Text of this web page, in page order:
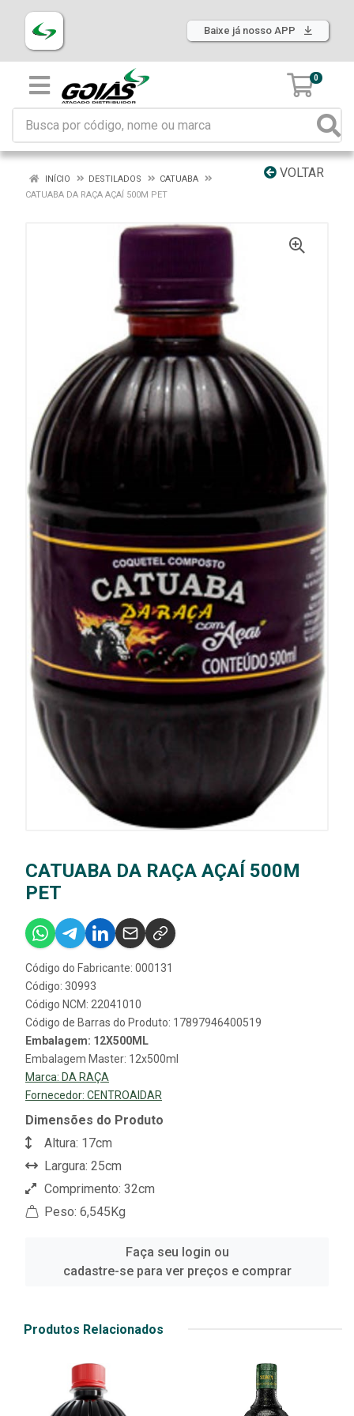
Baixe já nosso APP
0
VOLTAR
INÍCIO DESTILADOS
CATUABA
CATUABA DA RAÇA AÇAÍ 500M PET
CATUABA DA RAÇA AÇAÍ 500M
PET
Código do Fabricante: 000131
Código: 30993
Código NCM: 22041010
Código de Barras do Produto: 17897946400519
Embalagem: 12X500ML
Embalagem Master: 12x500ml
Marca: DA RAÇA
Fornecedor: CENTROAIDAR
Dimensões do Produto
Altura: 17cm
Largura: 25cm
Comprimento: 32cm
Peso: 6,545Kg
Faça seu login ou
cadastre-se para ver preços e comprar
Produtos Relacionados